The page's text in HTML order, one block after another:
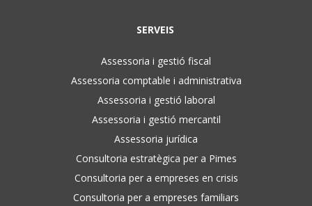
SERVEIS
Assessoria i gestió fiscal
Assessoria comptable i administrativa
Assessoria i gestió laboral
Assessoria i gestió mercantil
Assessoria jurídica
Consultoria estratègica per a Pimes
Consultoria per a empreses en crisis
Consultoria per a empreses familiars